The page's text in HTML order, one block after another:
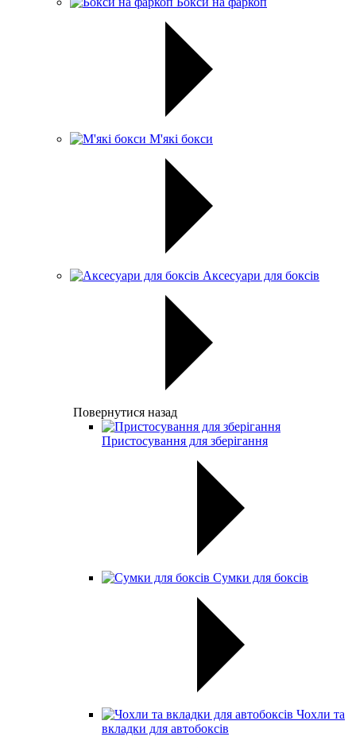
М'які бокси
Аксесуари для боксів
Повернутися назад
Пристосування для зберігання
Сумки для боксів
Чохли та
вкладки для автобоксів